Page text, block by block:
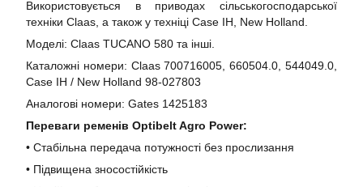
Використовується в приводах сільськогосподарської
техніки Claas, а також у техніці Case IH, New Holland.
Моделі: Claas TUCANO 580 та інші.
Каталожні номери: Claas 700716005, 660504.0, 544049.0,
Case IH / New Holland 98-027803
Аналогові номери: Gates 1425183
Переваги ременів Optibelt Agro Power:
• Стабільна передача потужності без прослизання
• Підвищена зносостійкість